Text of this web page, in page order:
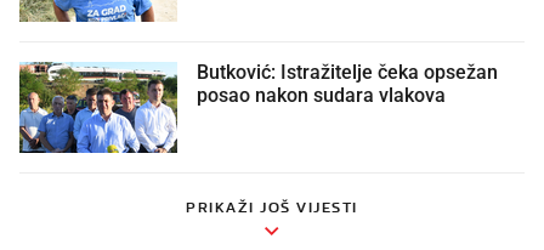
Butković: Istražitelje čeka opsežan
posao nakon sudara vlakova
PRIKAŽI JOŠ VIJESTI